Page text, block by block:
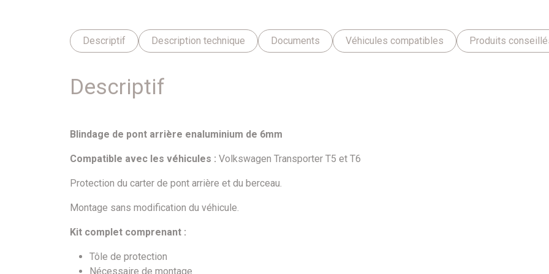
Descriptif Description technique Documents Véhicules compatibles Produits
Descriptif
Blindage de pont arrière enaluminium de 6mm
Compatible avec les véhicules : Volkswagen Transporter T5 et T6
Protection du carter de pont arrière et du berceau.
Montage sans modification du véhicule.
Kit complet comprenant :
Tôle de protection
Nécessaire de montage